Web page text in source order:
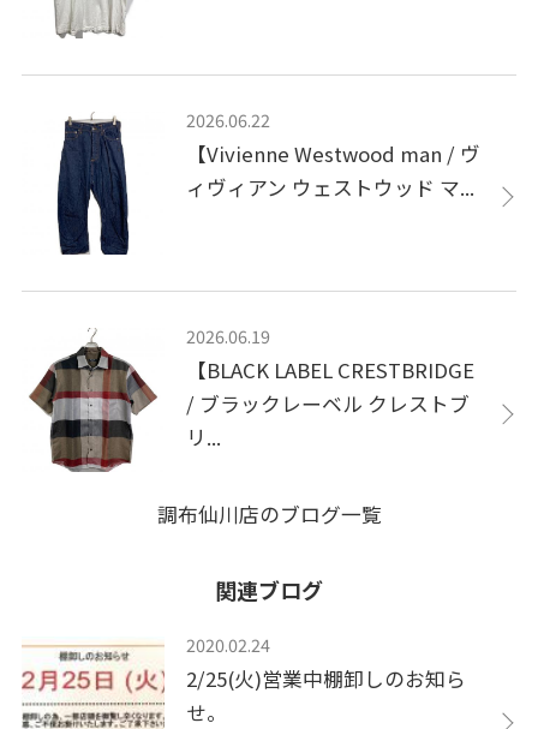
2026.06.22
【Vivienne Westwood man / ヴ
ィヴィアン ウェストウッド マ...
2026.06.19
【BLACK LABEL CRESTBRIDGE
/ ブラックレーベル クレストブ
リ...
調布仙川店のブログ一覧
関連ブログ
2020.02.24
2/25(火)営業中棚卸しのお知ら
せ。